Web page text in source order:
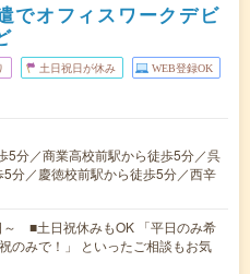
でオフィスワークデビ
土日祝日が休み WEB登録OK
5分／商業高校前駅から徒歩5分／呉
分／慶徳校前駅から徒歩5分／西辛
～ ■土日祝休みもOK 「平日のみ希
のみで！」 といったご相談もお気